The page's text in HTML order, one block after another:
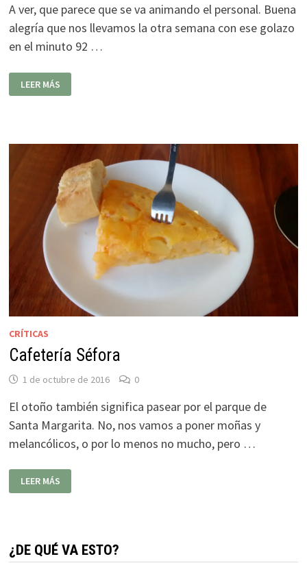
A ver, que parece que se va animando el personal. Buena
alegría que nos llevamos la otra semana con ese golazo
en el minuto 92 …
LONDON
CAFÉ
LEER MÁS
CRÍTICAS
Cafetería Séfora
1 de octubre de 2016 0
El otoño también significa pasear por el parque de
Santa Margarita. No, nos vamos a poner moñas y
melancólicos, o por lo menos no mucho, pero …
CAFETERÍA
SÉFORA
LEER MÁS
¿DE QUÉ VA ESTO?